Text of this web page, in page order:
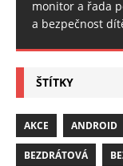
monitor a řada
a bezpečnost
ŠTÍTKY
AKCE ANDROID
BEZDRÁTOVÁ